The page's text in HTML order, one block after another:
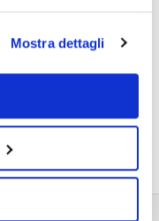
Mostra dettagli